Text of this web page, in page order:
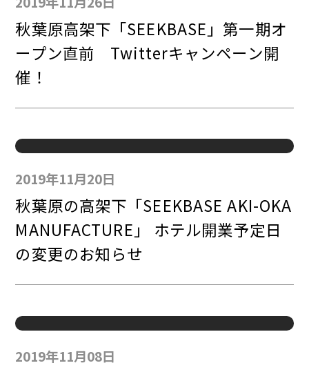
秋葉原高架下「SEEKBASE」第一期オ
ープン直前 Twitterキャンペーン開
催！
2019年11月20日
秋葉原の高架下「SEEKBASE AKI-OKA
MANUFACTURE」 ホテル開業予定日
の変更のお知らせ
2019年11月08日